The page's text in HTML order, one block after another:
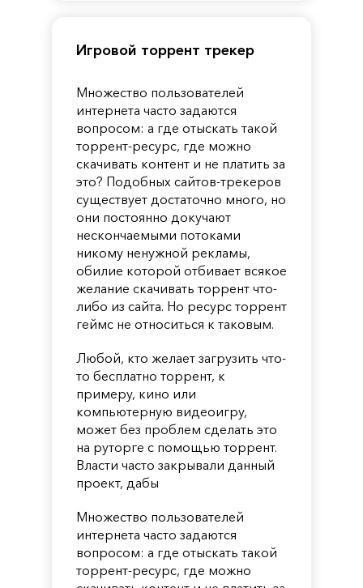
Игровой торрент трекер
Множество пользователей
интернета часто задаются
вопросом: а где отыскать такой
торрент-ресурс, где можно
скачивать контент и не платить за
это? Подобных сайтов-трекеров
существует достаточно много, но
они постоянно докучают
нескончаемыми потоками
никому ненужной рекламы,
обилие которой отбивает всякое
желание скачивать торрент что-
либо из сайта. Но ресурс торрент
геймс не относиться к таковым.
Любой, кто желает загрузить что-
то бесплатно торрент, к
примеру, кино или
компьютерную видеоигру,
может без проблем сделать это
на руторге с помощью торрент.
Власти часто закрывали данный
проект, дабы
Множество пользователей
интернета часто задаются
вопросом: а где отыскать такой
торрент-ресурс, где можно